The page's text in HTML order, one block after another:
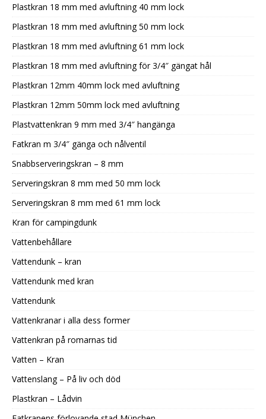
Plastkran 18 mm med avluftning 40 mm lock
Plastkran 18 mm med avluftning 50 mm lock
Plastkran 18 mm med avluftning 61 mm lock
Plastkran 18 mm med avluftning för 3/4″ gängat hål
Plastkran 12mm 40mm lock med avluftning
Plastkran 12mm 50mm lock med avluftning
Plastvattenkran 9 mm med 3/4″ hangänga
Fatkran m 3/4″ gänga och nålventil
Snabbserveringskran – 8 mm
Serveringskran 8 mm med 50 mm lock
Serveringskran 8 mm med 61 mm lock
Kran för campingdunk
Vattenbehållare
Vattendunk – kran
Vattendunk med kran
Vattendunk
Vattenkranar i alla dess former
Vattenkran på romarnas tid
Vatten – Kran
Vattenslang – På liv och död
Plastkran – Lådvin